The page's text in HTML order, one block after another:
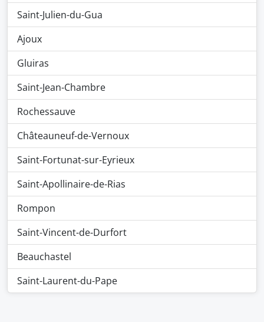
Saint-Julien-du-Gua
Ajoux
Gluiras
Saint-Jean-Chambre
Rochessauve
Châteauneuf-de-Vernoux
Saint-Fortunat-sur-Eyrieux
Saint-Apollinaire-de-Rias
Rompon
Saint-Vincent-de-Durfort
Beauchastel
Saint-Laurent-du-Pape